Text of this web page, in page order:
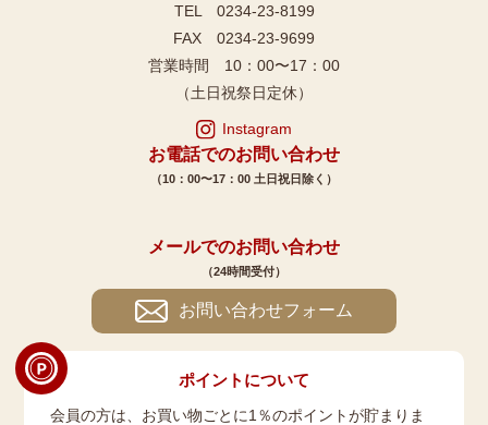
TEL 0234-23-8199
FAX 0234-23-9699
営業時間 10：00〜17：00
（土日祝祭日定休）
Instagram
お電話でのお問い合わせ
（10：00〜17：00 土日祝日除く）
メールでのお問い合わせ
（24時間受付）
お問い合わせフォーム
ポイントについて
会員の方は、お買い物ごとに1％のポイントが貯まりま